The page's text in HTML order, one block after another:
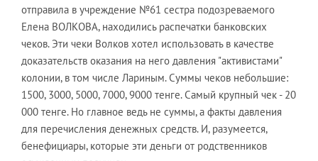
отправила в учреждение №61 сестра подозреваемого
Елена ВОЛКОВА, находились распечатки банковских
чеков. Эти чеки Волков хотел использовать в качестве
доказательств оказания на него давления "активистами"
колонии, в том числе Лариным. Суммы чеков небольшие:
1500, 3000, 5000, 7000, 9000 тенге. Самый крупный чек - 20
000 тенге. Но главное ведь не суммы, а факты давления
для перечисления денежных средств. И, разумеется,
бенефициары, которые эти деньги от родственников